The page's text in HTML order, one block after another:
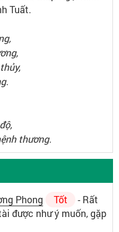
Tuất.
thương.
Phong Tốt
- Rất
được như ý muốn, gặp